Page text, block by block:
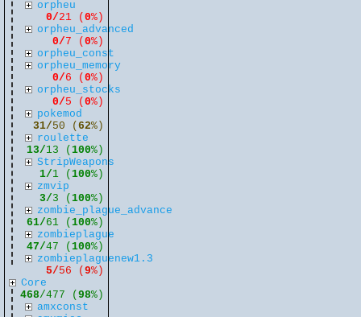
orpheu
0/21 (0%)
orpheu_advanced
0/7 (0%)
orpheu_const
orpheu_memory
0/6 (0%)
orpheu_stocks
0/5 (0%)
pokemod
31/50 (62%)
roulette
13/13 (100%)
StripWeapons
1/1 (100%)
zmvip
3/3 (100%)
zombie_plague_advance
61/61 (100%)
zombieplague
47/47 (100%)
zombieplaguenew1.3
5/56 (9%)
Core
468/477 (98%)
amxconst